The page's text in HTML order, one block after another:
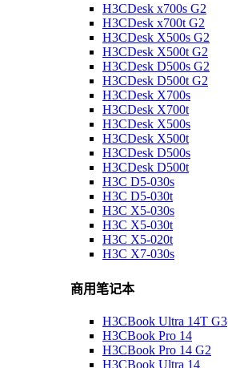
H3CDesk x700s G2
H3CDesk x700t G2
H3CDesk X500s G2
H3CDesk X500t G2
H3CDesk D500s G2
H3CDesk D500t G2
H3CDesk X700s
H3CDesk X700t
H3CDesk X500s
H3CDesk X500t
H3CDesk D500s
H3CDesk D500t
H3C D5-030s
H3C D5-030t
H3C X5-030s
H3C X5-030t
H3C X5-020t
H3C X7-030s
商用笔记本
H3CBook Ultra 14T G3
H3CBook Pro 14
H3CBook Pro 14 G2
H3CBook Ultra 14